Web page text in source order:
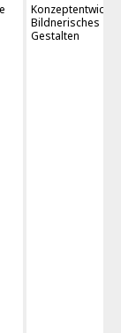
Bildnerisches
Gestalten